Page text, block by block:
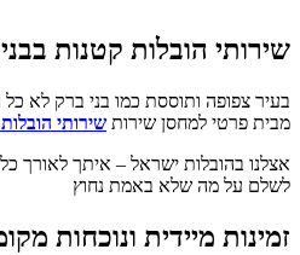
שירותי הובלות קטנות
בעיר צפופה ותוססת כמו בני ברק לא
מבית פרטי למחסן שירות שירותי
אצלנו בהובלות ישראל – איתך לאורך
לשלם על מה שלא באמת נחוץ
זמינות מיידית ונוכחות